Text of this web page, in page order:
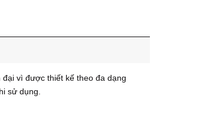
vì được thiết kế theo đa dạng
sử dụng.